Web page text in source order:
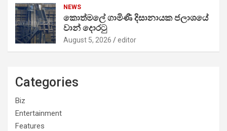
NEWS
කොත්මලේ ගාමිණී දිසානායක ජලාශයේ
වාන් දොරටු
August 5, 2026 editor
Categories
Biz
Entertainment
Features